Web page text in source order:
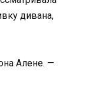
дивана,
Алене. —